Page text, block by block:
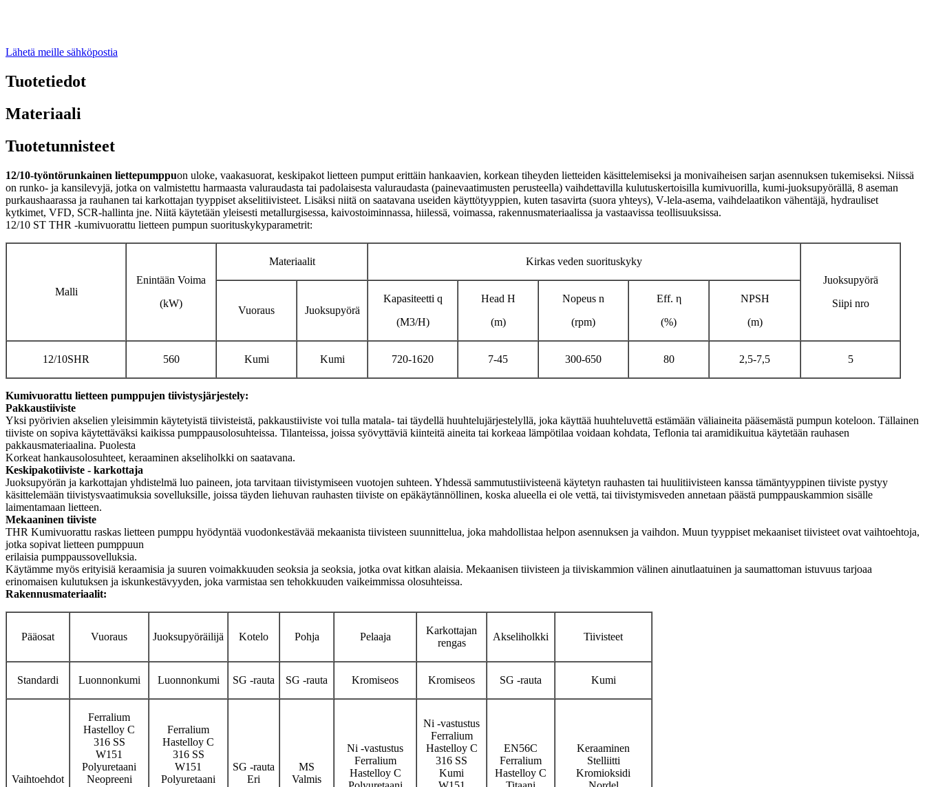
Lähetä meille sähköpostia
Tuotetiedot
Materiaali
Tuotetunnisteet
12/10-työntörunkainen liettepumppuon uloke, vaakasuorat, keskipakot lietteen pumput erittäin hankaavien, korkean tiheyden lietteiden käsittelemiseksi ja monivaiheisen sarjan asennuksen tukemiseksi. Niissä
on runko- ja kansilevyjä, jotka on valmistettu harmaasta valuraudasta tai padolaisesta valuraudasta (painevaatimusten perusteella) vaihdettavilla kulutuskertoisilla kumivuorilla, kumi-juoksupyörällä, 8 aseman
purkaushaarassa ja rauhanen tai karkottajan tyyppiset akselitiivisteet. Lisäksi niitä on saatavana useiden käyttötyyppien, kuten tasavirta (suora yhteys), V-lela-asema, vaihdelaatikon vähentäjä, hydrauliset
kytkimet, VFD, SCR-hallinta jne. Niitä käytetään yleisesti metallurgisessa, kaivostoiminnassa, hiilessä, voimassa, rakennusmateriaalissa ja vastaavissa teollisuuksissa.
12/10 ST THR -kumivuorattu lietteen pumpun suorituskykyparametrit:
Malli
Enintään Voima
(kW)
Materiaalit
Kirkas veden suorituskyky
Juoksupyörä
Siipi nro
Vuoraus Juoksupyörä
Kapasiteetti q
(M3/H)
Head H
(m)
Nopeus n
(rpm)
Eff. η
(%)
NPSH
(m)
12/10SHR 560 Kumi Kumi 720-1620 7-45 300-650 80 2,5-7,5 5
Kumivuorattu lietteen pumppujen tiivistysjärjestely:
Pakkaustiiviste
Yksi pyörivien akselien yleisimmin käytetyistä tiivisteistä, pakkaustiiviste voi tulla matala- tai täydellä huuhtelujärjestelyllä, joka käyttää huuhteluvettä estämään väliaineita pääsemästä pumpun koteloon. Tällainen
tiiviste on sopiva käytettäväksi kaikissa pumppausolosuhteissa. Tilanteissa, joissa syövyttäviä kiinteitä aineita tai korkeaa lämpötilaa voidaan kohdata, Teflonia tai aramidikuitua käytetään rauhasen
pakkausmateriaalina. Puolesta
Korkeat hankausolosuhteet, keraaminen akseliholkki on saatavana.
Keskipakotiiviste - karkottaja
Juoksupyörän ja karkottajan yhdistelmä luo paineen, jota tarvitaan tiivistymiseen vuotojen suhteen. Yhdessä sammutustiivisteenä käytetyn rauhasten tai huulitiivisteen kanssa tämäntyyppinen tiiviste pystyy
käsittelemään tiivistysvaatimuksia sovelluksille, joissa täyden liehuvan rauhasten tiiviste on epäkäytännöllinen, koska alueella ei ole vettä, tai tiivistymisveden annetaan päästä pumppauskammion sisälle
laimentamaan lietteen.
Mekaaninen tiiviste
THR Kumivuorattu raskas lietteen pumppu hyödyntää vuodonkestävää mekaanista tiivisteen suunnittelua, joka mahdollistaa helpon asennuksen ja vaihdon. Muun tyyppiset mekaaniset tiivisteet ovat vaihtoehtoja,
jotka sopivat lietteen pumppuun
erilaisia ​​pumppaussovelluksia.
Käytämme myös erityisiä keraamisia ja suuren voimakkuuden seoksia ja seoksia, jotka ovat kitkan alaisia. Mekaanisen tiivisteen ja tiiviskammion välinen ainutlaatuinen ja saumattoman istuvuus tarjoaa
erinomaisen kulutuksen ja iskunkestävyyden, joka varmistaa sen tehokkuuden vaikeimmissa olosuhteissa.
Rakennusmateriaalit:
Pääosat Vuoraus Juoksupyöräilijä Kotelo Pohja Pelaaja
Karkottajan
rengas
Akseliholkki Tiivisteet
Standardi Luonnonkumi Luonnonkumi SG -rauta SG -rauta Kromiseos Kromiseos SG -rauta Kumi
Vaihtoehdot
Ferralium
Hastelloy C
316 SS
W151
Polyuretaani
Neopreeni
Ferralium
Hastelloy C
316 SS
W151
Polyuretaani
SG -rauta
Eri
MS
Valmis
Ni -vastustus
Ferralium
Hastelloy C
Ni -vastustus
Ferralium
Hastelloy C
316 SS
Kumi
EN56C
Ferralium
Hastelloy C
Keraaminen
Stelliitti
Kromioksidi